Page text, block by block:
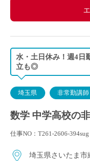
水・土日休み！週4日
立も◎
埼玉県 非常勤講師
数学 中学高校の
仕事NO：T261-2606-394sug
埼玉県さいたま市